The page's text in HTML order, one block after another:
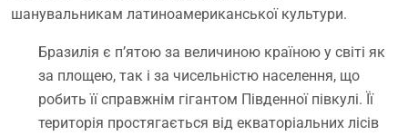
шанувальникам латиноамериканської культури.
Бразилія є п’ятою за величиною країною у світі як
за площею, так і за чисельністю населення, що
робить її справжнім гігантом Південної півкулі. Її
територія простягається від екваторіальних лісів